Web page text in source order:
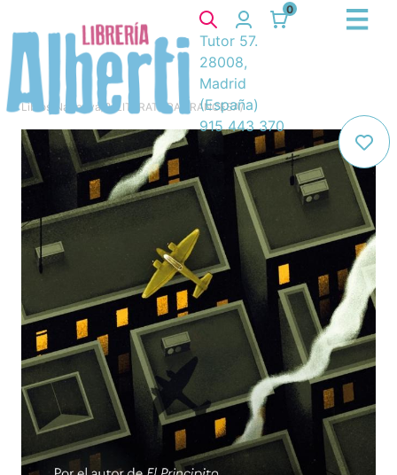
0
Tutor 57.
28008,
Madrid
(España)
915 443 370
Libros Narrativa/ 8. LITERATURA FRANCESA/